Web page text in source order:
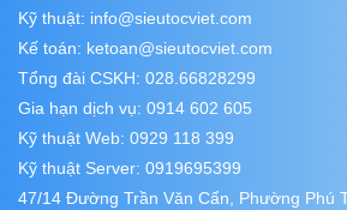
Kỹ thuật: info@sieutocviet.com
Kế toán: ketoan@sieutocviet.com
Tổng đài CSKH: 028.66828299
Gia hạn dịch vụ: 0914 602 605
Kỹ thuật Web: 0929 118 399
Kỹ thuật Server: 0919695399
47/14 Đường Trần Văn Cẩn, Phường Phú